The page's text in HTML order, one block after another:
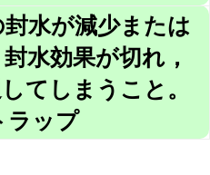
封水が減少または
水効果が切れ，
てしまうこと。
ラップ